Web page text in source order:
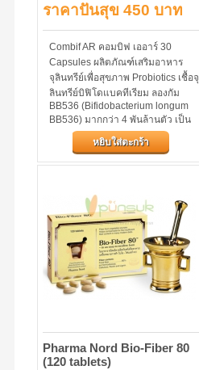
ราคาปันสุข 450 บาท
Combif AR คอมบิฟ เออาร์ 30
Capsules ผลิตภัณฑ์เสริมอาหาร
จุลินทรีย์เพื่อสุขภาพ Probiotics เชื้อจุ
ลินทรีย์บิฟิโดแบคทีเรียม ลองกัม
BB536 (Bifidobacterium longum
BB536) มากกว่า 4 พันล้านตัว เป็น
จุลินทรีย์ที่มีประโยชน์ จะเจริญเติบโต
และยึดเกาะที่ผนังลำไส้...
หยิบใส่ตะกร้า
Pharma Nord Bio-Fiber 80
(120 tablets)